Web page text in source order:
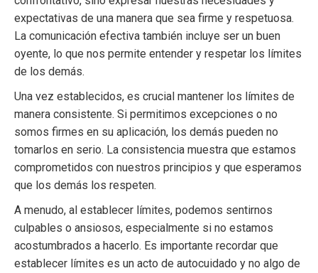
expectativas de una manera que sea firme y respetuosa.
La comunicación efectiva también incluye ser un buen
oyente, lo que nos permite entender y respetar los límites
de los demás.
Una vez establecidos, es crucial mantener los límites de
manera consistente. Si permitimos excepciones o no
somos firmes en su aplicación, los demás pueden no
tomarlos en serio. La consistencia muestra que estamos
comprometidos con nuestros principios y que esperamos
que los demás los respeten.
A menudo, al establecer límites, podemos sentirnos
culpables o ansiosos, especialmente si no estamos
acostumbrados a hacerlo. Es importante recordar que
establecer límites es un acto de autocuidado y no algo de